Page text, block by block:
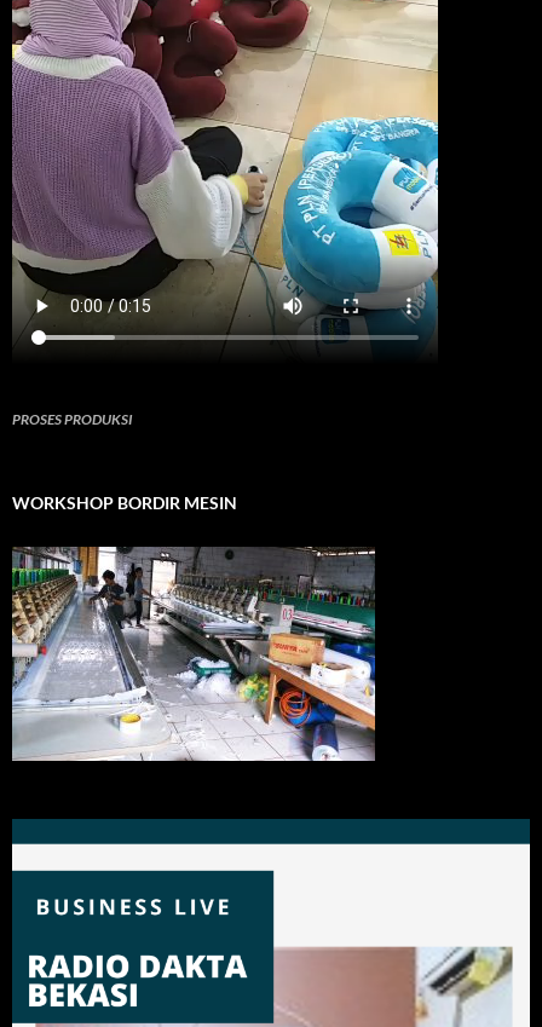
PROSES PRODUKSI
WORKSHOP BORDIR MESIN